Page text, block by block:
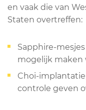
en vaak die van
Staten overtreffen:
Sapphire-
mogelijk maken
Choi-
controle geven